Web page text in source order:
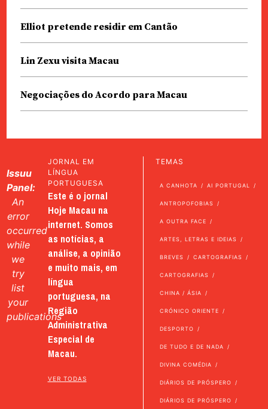
Elliot pretende residir em Cantão
Lin Zexu visita Macau
Negociações do Acordo para Macau
Issuu
Panel:
An
error
occurred
while
we
try
list
your
publications
JORNAL EM
LÍNGUA
PORTUGUESA
Este é o jornal
Hoje Macau na
internet. Somos
as notícias, a
análise, a opinião
e muito mais, em
língua
portuguesa, na
Região
Administrativa
Especial de
Macau.
VER TODAS
TEMAS
A CANHOTA AI PORTUGAL
ANTROPOFOBIAS
A OUTRA FACE
ARTES, LETRAS E IDEIAS
BREVES CARTOGRAFIAS
CARTOGRAFIAS
CHINA / ÁSIA
CRÓNICO ORIENTE
DESPORTO
DE TUDO E DE NADA
DIVINA COMÉDIA
DIÁRIOS DE PRÓSPERO
DIÁRIOS DE PRÓSPERO